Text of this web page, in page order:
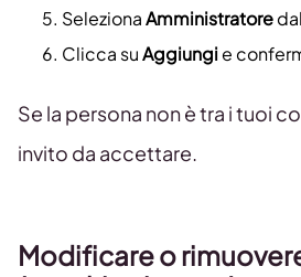
SelezionaAmministratore
Clicca suAggiungie
Se la persona non è tra i tuoi
invito da accettare.
Modificare o